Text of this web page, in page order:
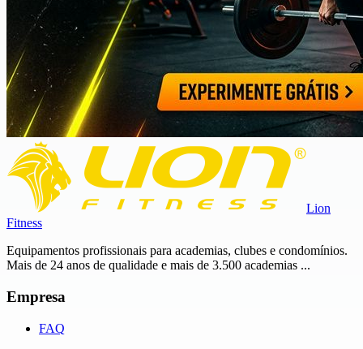
Lion
Fitness
Equipamentos profissionais para academias, clubes e condomínios.
Mais de 24 anos de qualidade e mais de 3.500 academias ...
Empresa
FAQ